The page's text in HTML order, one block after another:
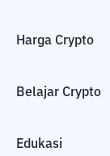
Harga Crypto
Belajar Crypto
Edukasi